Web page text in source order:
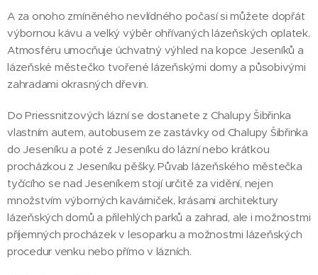
A za onoho zmíněného nevlídného počasí si můžete dopřát
výbornou kávu a velký výběr ohřívaných lázeňských oplatek.
Atmosféru umocňuje úchvatný výhled na kopce Jeseníků a
lázeňské městečko tvořené lázeňskými domy a působivými
zahradami okrasných dřevin.
Do Priessnitzových lázní se dostanete z Chalupy Šibřinka
vlastním autem, autobusem ze zastávky od Chalupy Šibřinka
do Jeseníku a poté z Jeseníku do lázní nebo krátkou
procházkou z Jeseníku pěšky. Půvab lázeňského městečka
tyčícího se nad Jeseníkem stojí určitě za vidění, nejen
množstvím výborných kavárniček, krásami architektury
lázeňských domů a přilehlých parků a zahrad, ale i možnostmi
příjemných procházek v lesoparku a možnostmi lázeňských
procedur venku nebo přímo v lázních.